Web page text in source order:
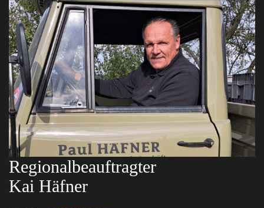
Regionalbeauftragter
Kai Häfner